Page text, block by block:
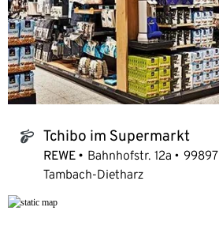
tchibo_logo Tchibo im Supermarkt
REWE Bahnhofstr. 12a
99897
Tambach-Dietharz